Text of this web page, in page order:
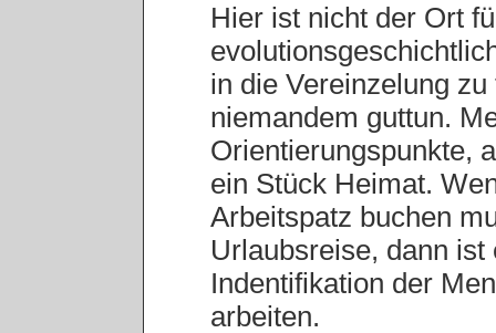
Hier ist nicht der Ort
in die Vereinzelung
niemandem guttun.
Orientierungspunkte,
ein Stück Heimat.
Arbeitspatz buchen
Urlaubsreise, dann
Indentifikation der
arbeiten.